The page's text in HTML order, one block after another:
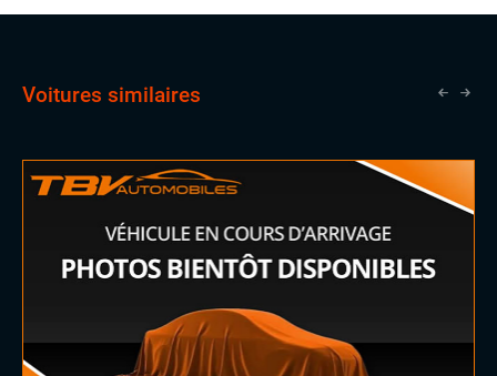
Voitures similaires